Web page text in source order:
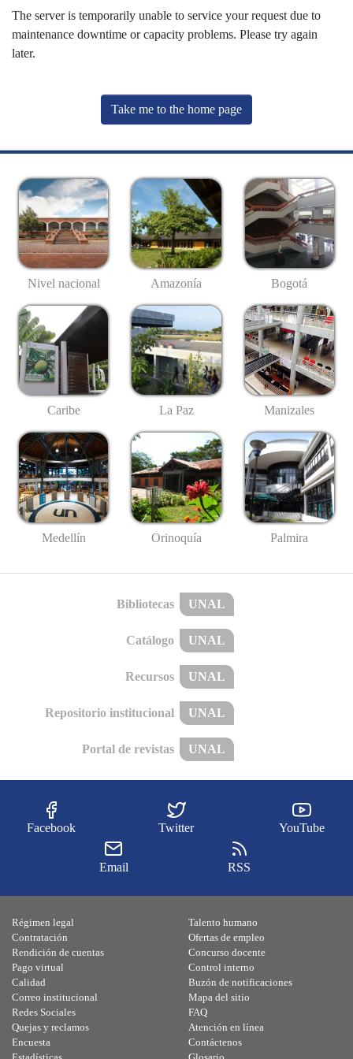
The server is temporarily unable to service your request due to
maintenance downtime or capacity problems. Please try again
later.
Take me to the home page
Nivel nacional Amazonía Bogotá
Caribe La Paz Manizales
Medellín Orinoquía Palmira
Bibliotecas UNAL
Catálogo UNAL
Recursos UNAL
Repositorio institucional UNAL
Portal de revistas UNAL
Facebook Twitter YouTube
Email RSS
Régimen legal
Contratación
Rendición de cuentas
Pago virtual
Calidad
Talento humano
Ofertas de empleo
Concurso docente
Control interno
Buzón de notificaciones
Correo institucional
Redes Sociales
Quejas y reclamos
Encuesta
Mapa del sitio
FAQ
Atención en línea
Contáctenos